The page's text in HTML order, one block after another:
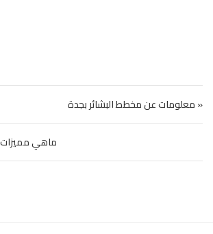
تصفّح المقالات
« معلومات عن مخطط البشائر بجدة
ماهي مميزات